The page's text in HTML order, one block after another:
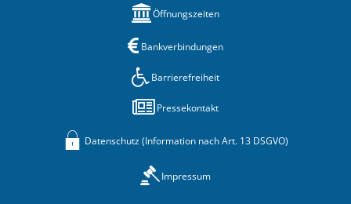
Öffnungszeiten
Bankverbindungen
Barrierefreiheit
Pressekontakt
Datenschutz (Information nach Art. 13 DSGVO)
Impressum